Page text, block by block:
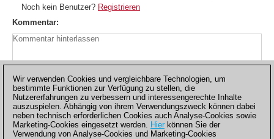
Noch kein Benutzer? Registrieren
Kommentar
Wir verwenden Cookies und vergleichbare Technologien, um
bestimmte Funktionen zur Verfügung zu stellen, die
Nutzererfahrungen zu verbessern und interessengerechte Inhalte
auszuspielen. Abhängig von ihrem Verwendungszweck können dabei
neben technisch erforderlichen Cookies auch Analyse-Cookies sowie
Marketing-Cookies eingesetzt werden. Hier können Sie der
Verwendung von Analyse-Cookies und Marketing-Cookies